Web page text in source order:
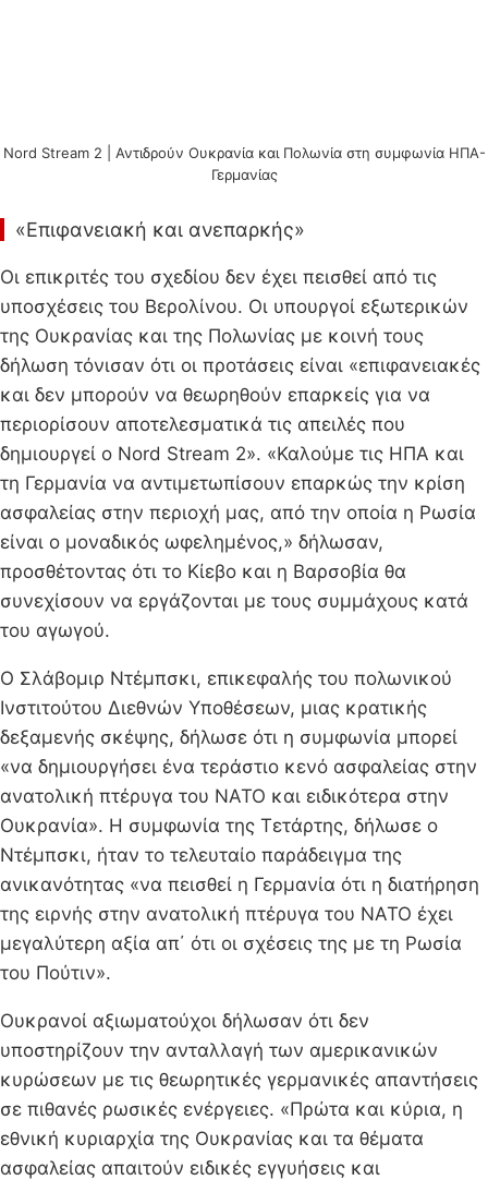
Nord Stream 2 | Αντιδρούν Ουκρανία και Πολωνία στη συμφωνία ΗΠΑ-
Γερμανίας
«Επιφανειακή και ανεπαρκής»
Οι επικριτές του σχεδίου δεν έχει πεισθεί από τις
υποσχέσεις του Βερολίνου. Οι υπουργοί εξωτερικών
της Ουκρανίας και της Πολωνίας με κοινή τους
δήλωση τόνισαν ότι οι προτάσεις είναι «επιφανειακές
και δεν μπορούν να θεωρηθούν επαρκείς για να
περιορίσουν αποτελεσματικά τις απειλές που
δημιουργεί ο Nord Stream 2». «Καλούμε τις ΗΠΑ και
τη Γερμανία να αντιμετωπίσουν επαρκώς την κρίση
ασφαλείας στην περιοχή μας, από την οποία η Ρωσία
είναι ο μοναδικός ωφελημένος,» δήλωσαν,
προσθέτοντας ότι το Κίεβο και η Βαρσοβία θα
συνεχίσουν να εργάζονται με τους συμμάχους κατά
του αγωγού.
Ο Σλάβομιρ Ντέμπσκι, επικεφαλής του πολωνικού
Ινστιτούτου Διεθνών Υποθέσεων, μιας κρατικής
δεξαμενής σκέψης, δήλωσε ότι η συμφωνία μπορεί
«να δημιουργήσει ένα τεράστιο κενό ασφαλείας στην
ανατολική πτέρυγα του ΝΑΤΟ και ειδικότερα στην
Ουκρανία». Η συμφωνία της Τετάρτης, δήλωσε ο
Ντέμπσκι, ήταν το τελευταίο παράδειγμα της
ανικανότητας «να πεισθεί η Γερμανία ότι η διατήρηση
της ειρνής στην ανατολική πτέρυγα του ΝΑΤΟ έχει
μεγαλύτερη αξία απ΄ ότι οι σχέσεις της με τη Ρωσία
του Πούτιν».
Ουκρανοί αξιωματούχοι δήλωσαν ότι δεν
υποστηρίζουν την ανταλλαγή των αμερικανικών
κυρώσεων με τις θεωρητικές γερμανικές απαντήσεις
σε πιθανές ρωσικές ενέργειες. «Πρώτα και κύρια, η
εθνική κυριαρχία της Ουκρανίας και τα θέματα
ασφαλείας απαιτούν ειδικές εγγυήσεις και